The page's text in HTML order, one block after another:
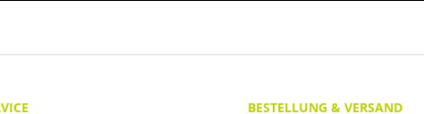
BESTELLUNG & VERSAND